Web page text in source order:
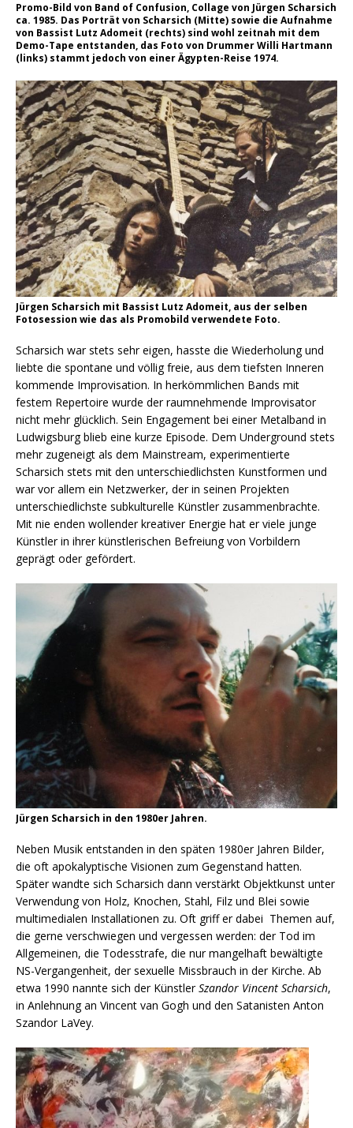
Promo-Bild von Band of Confusion, Collage von Jürgen Scharsich
ca. 1985. Das Porträt von Scharsich (Mitte) sowie die Aufnahme
von Bassist Lutz Adomeit (rechts) sind wohl zeitnah mit dem
Demo-Tape entstanden, das Foto von Drummer Willi Hartmann
(links) stammt jedoch von einer Ägypten-Reise 1974.
Jürgen Scharsich mit Bassist Lutz Adomeit, aus der selben
Fotosession wie das als Promobild verwendete Foto.
Scharsich war stets sehr eigen, hasste die Wiederholung und
liebte die spontane und völlig freie, aus dem tiefsten Inneren
kommende Improvisation. In herkömmlichen Bands mit
festem Repertoire wurde der raumnehmende Improvisator
nicht mehr glücklich. Sein Engagement bei einer Metalband in
Ludwigsburg blieb eine kurze Episode. Dem Underground stets
mehr zugeneigt als dem Mainstream, experimentierte
Scharsich stets mit den unterschiedlichsten Kunstformen und
war vor allem ein Netzwerker, der in seinen Projekten
unterschiedlichste subkulturelle Künstler zusammenbrachte.
Mit nie enden wollender kreativer Energie hat er viele junge
Künstler in ihrer künstlerischen Befreiung von Vorbildern
geprägt oder gefördert.
Jürgen Scharsich in den 1980er Jahren.
Neben Musik entstanden in den späten 1980er Jahren Bilder,
die oft apokalyptische Visionen zum Gegenstand hatten.
Später wandte sich Scharsich dann verstärkt Objektkunst unter
Verwendung von Holz, Knochen, Stahl, Filz und Blei sowie
multimedialen Installationen zu. Oft griff er dabei Themen auf,
die gerne verschwiegen und vergessen werden: der Tod im
Allgemeinen, die Todesstrafe, die nur mangelhaft bewältigte
NS-Vergangenheit, der sexuelle Missbrauch in der Kirche. Ab
etwa 1990 nannte sich der KünstlerSzandor Vincent Scharsich,
in Anlehnung an Vincent van Gogh und den Satanisten Anton
Szandor LaVey.